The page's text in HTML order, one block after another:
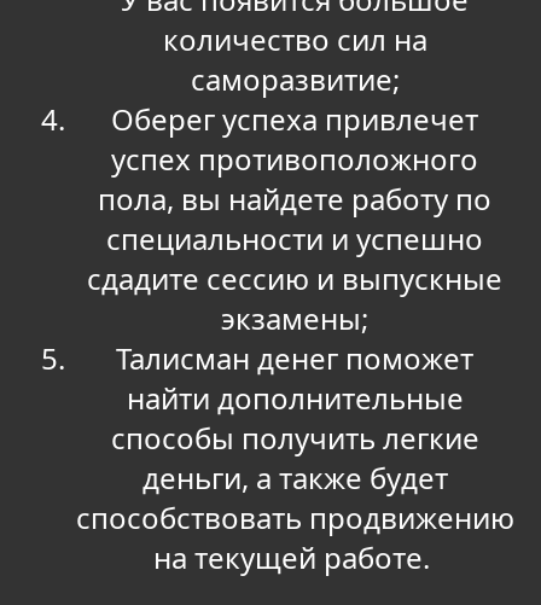
количество сил на
саморазвитие;
Оберег успеха привлечет
успех противоположного
пола, вы найдете работу по
специальности и успешно
сдадите сессию и выпускные
экзамены;
Талисман денег поможет
найти дополнительные
способы получить легкие
деньги, а также будет
способствовать продвижению
на текущей работе.